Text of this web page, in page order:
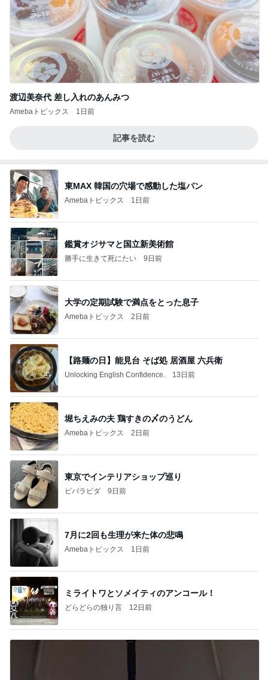
渡辺美奈代 差し入れのあんみつ
Amebaトピックス 1日前
記事を読む
東MAX 韓国の穴場で感動した塩パン
Amebaトピックス 1日前
鑑賞オジサマと国立新美術館
勝手に生きて死にたい 9日前
大学の定期試験で満点をとった息子
Amebaトピックス 2日前
【路麺の日】能見台 そば処 居酒屋 六兵衛
Unlocking English Confidence. 13日前
堀ちえみの夫 鶏すきの〆のうどん
Amebaトピックス 2日前
東京でインテリアショップ巡り
ビバラビダ 9日前
7月に2回も生理が来た体の悲鳴
Amebaトピックス 1日前
ミライトワとソメイティのアンコール！
どらどらの独り言 12日前